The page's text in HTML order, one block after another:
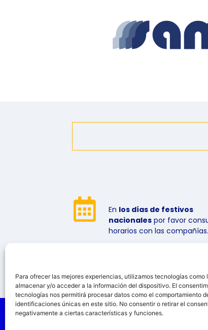
Para ofrecer las mejores experiencias, utilizamos tecnologías como
almacenar y/o acceder a la información del dispositivo. El
tecnologías nos permitirá procesar datos como el comportamiento
identificaciones únicas en este sitio. No consentir o retirar el
negativamente a ciertas características y funciones.
En los días de festivos
nacionales por favor
horarios con las compañías.
© 2026 GISPMAT S.A. Todos los derechos